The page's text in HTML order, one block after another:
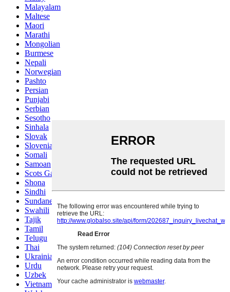
Malayalam
Maltese
Maori
Marathi
Mongolian
Burmese
Nepali
Norwegian
Pashto
Persian
Punjabi
Serbian
Sesotho
Sinhala
Slovak
Slovenian
Somali
Samoan
Scots Gaelic
Shona
Sindhi
Sundanese
Swahili
Tajik
Tamil
Telugu
Thai
Ukrainian
Urdu
Uzbek
Vietnamese